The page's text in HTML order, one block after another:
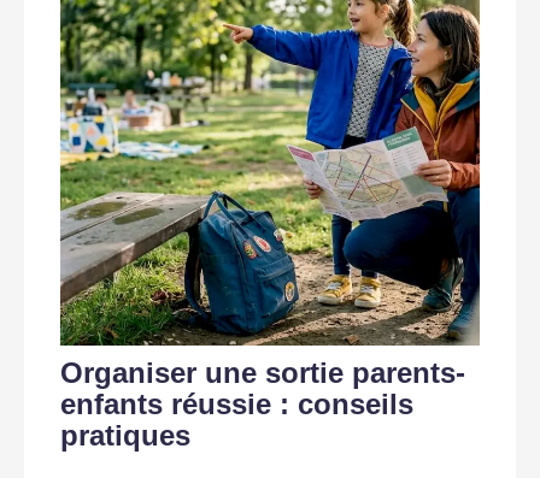
Organiser une sortie parents-
enfants réussie : conseils
pratiques